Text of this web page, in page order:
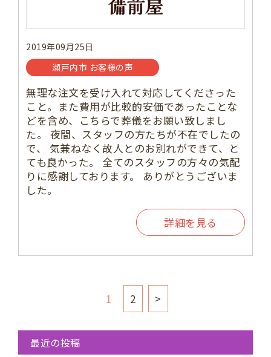
2019年09月25日
瀬戸内市 お客様の声
無理な注文を受け入れて対応してくださった
こと。また費用が比較的安価であったことな
どを含め、こちらで葬儀をお願い致しまし
た。 夜間、スタッフの方たちが不在でしたの
で、 気兼ねなく故人とのお別れができて、と
ても良かった。 全てのスタッフの方々の気配
りに感謝しております。 ありがとうございま
した。
詳細を見る
1 2 >
最近の投稿